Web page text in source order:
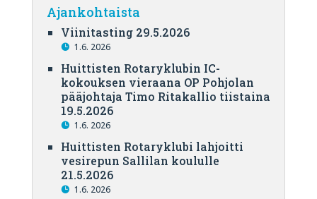
Ajankohtaista
Viinitasting 29.5.2026
1.6. 2026
Huittisten Rotaryklubin IC-
kokouksen vieraana OP Pohjolan
pääjohtaja Timo Ritakallio tiistaina
19.5.2026
1.6. 2026
Huittisten Rotaryklubi lahjoitti
vesirepun Sallilan koululle
21.5.2026
1.6. 2026